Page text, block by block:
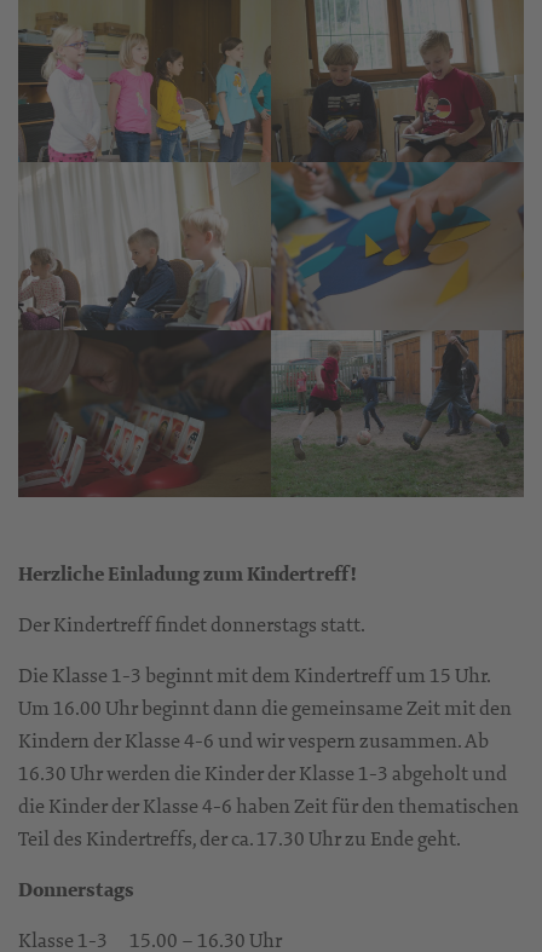
Herzliche Einladung zum Kindertreff!
Der Kindertreff findet donnerstags statt.
Die Klasse 1-3 beginnt mit dem Kindertreff um 15 Uhr.
Um 16.00 Uhr beginnt dann die gemeinsame Zeit mit den
Kindern der Klasse 4-6 und wir vespern zusammen. Ab
16.30 Uhr werden die Kinder der Klasse 1-3 abgeholt und
die Kinder der Klasse 4-6 haben Zeit für den thematischen
Teil des Kindertreffs, der ca. 17.30 Uhr zu Ende geht.
Donnerstags
Klasse 1-3 15.00 – 16.30 Uhr